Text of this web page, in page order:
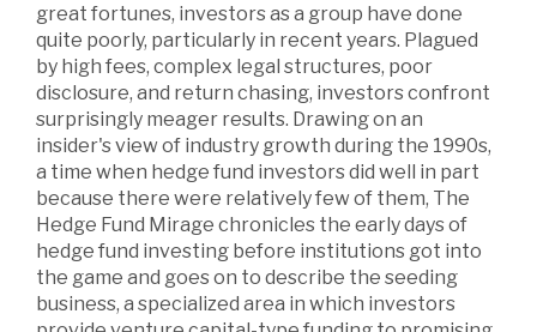
great fortunes, investors as a group have done
quite poorly, particularly in recent years. Plagued
by high fees, complex legal structures, poor
disclosure, and return chasing, investors confront
surprisingly meager results. Drawing on an
insider's view of industry growth during the 1990s,
a time when hedge fund investors did well in part
because there were relatively few of them, The
Hedge Fund Mirage chronicles the early days of
hedge fund investing before institutions got into
the game and goes on to describe the seeding
business, a specialized area in which investors